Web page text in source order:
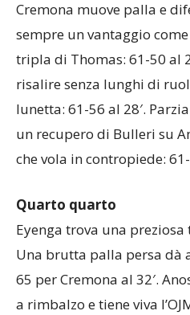
Cremona muove palla e
sempre un vantaggio
tripla di Thomas: 61-50 al
risalire senza lunghi di
lunetta: 61-56 al 28′.
un recupero di Bulleri su
che vola in contropiede: 61-
Quarto quarto
Eyenga trova una
Una brutta palla persa dà
65 per Cremona al 32′.
a rimbalzo e tiene viva